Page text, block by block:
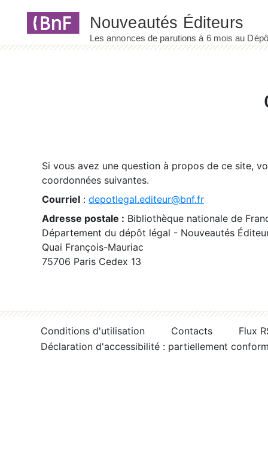
Si vous avez une question à propos de ce site,
coordonnées suivantes.
Courriel : depotlegal.editeur@bnf.fr
Adresse postale : Bibliothèque nationale de
Département du dépôt légal - Nouveautés
Quai François-Mauriac
75706 Paris Cedex 13
Conditions d'utilisation Contacts
Flux
Déclaration d'accessibilité : partiellement